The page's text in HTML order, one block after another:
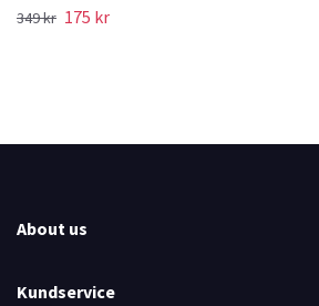
349 kr 175 kr
About us
Kundservice